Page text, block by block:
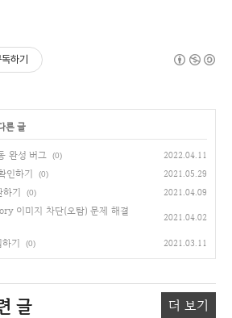
하기
른 글
완성 버그 (0) 2022.04.11
인하기 (0) 2021.05.29
하기 (0) 2021.04.09
이미지 차단(오탐) 문제 해결
2021.04.02
기 (0) 2021.03.11
글 더 보기